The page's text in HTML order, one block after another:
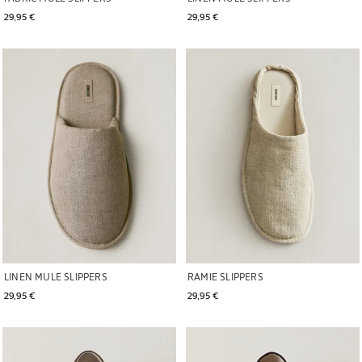
29,95 €
29,95 €
LINEN MULE SLIPPERS
29,95 €
Kuva vaihdettu kohtaan 1 6
RAMIE SLIPPERS
29,95 €
Kuva vaihdettu kohtaan 1 6
Kuva vaihdettu kohtaan 1 6 Kuva vaihdettu kohtaan 1 6